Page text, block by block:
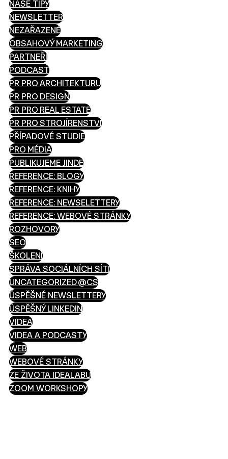
NAŠE TIPY
NEWSLETTER
NEZAŘAZENÉ
OBSAHOVÝ MARKETING
PARTNEŘI
PODCAST
PR PRO ARCHITEKTURU
PR PRO DESIGN
PR PRO REAL ESTATE
PR PRO STROJÍRENSTVÍ
PŘÍPADOVÉ STUDIE
PRO MÉDIA
PUBLIKUJEME JINDE
REFERENCE: BLOGY
REFERENCE: KNIHY
REFERENCE: NEWSELETTERY
REFERENCE: WEBOVÉ STRÁNKY
ROZHOVORY
SEO
ŠKOLENÍ
SPRÁVA SOCIÁLNÍCH SÍTÍ
UNCATEGORIZED @CS
ÚSPĚŠNÉ NEWSLETTERY
ÚSPĚŠNÝ LINKEDIN
VIDEA
VIDEA A PODCASTY
WEB
WEBOVÉ STRÁNKY
ZE ŽIVOTA IDEALABU
ZOOM WORKSHOPY